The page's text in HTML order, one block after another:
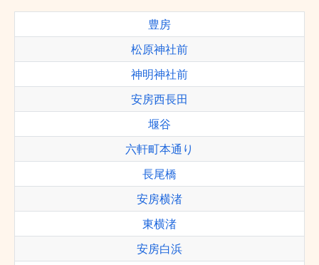
豊房
松原神社前
神明神社前
安房西長田
堰谷
六軒町本通り
長尾橋
安房横渚
東横渚
安房白浜